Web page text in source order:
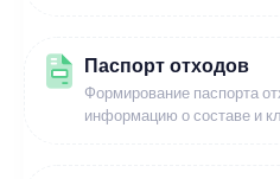
Паспорт отходов
Формирование паспорта
информацию о составе и